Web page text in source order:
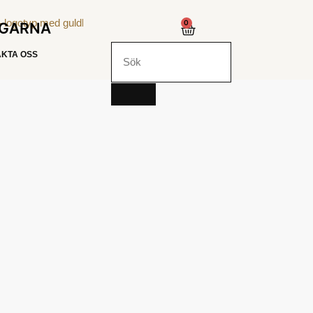
OSS
0